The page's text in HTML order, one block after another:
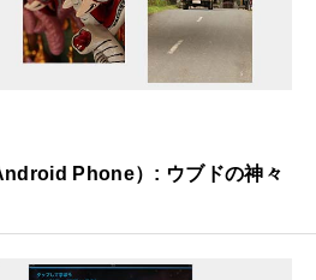
Phone）: ウブドの神々